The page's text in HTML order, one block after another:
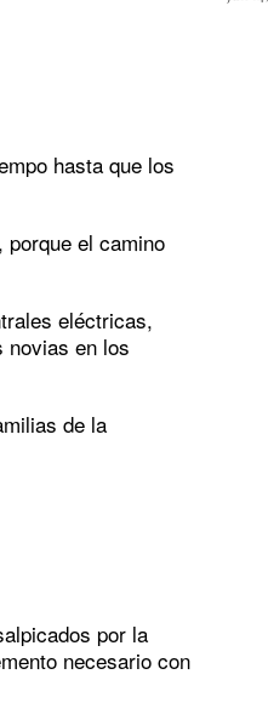
hasta que los
el camino
eléctricas,
novias en los
de la
por la
necesario con